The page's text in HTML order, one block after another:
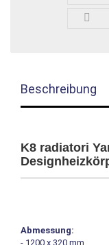
Beschreibung
K8 radiatori
Abmessung:
- 1200 x 320 mm